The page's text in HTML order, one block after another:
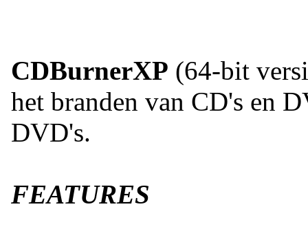
CDBurnerXP (64-bit
het branden van CD's en
DVD's.
FEATURES